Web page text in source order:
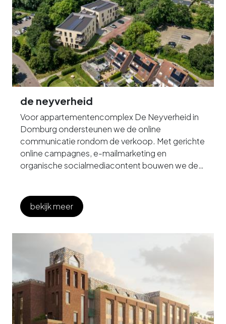
de neyverheid
Voor appartementencomplex De Neyverheid in
Domburg ondersteunen we de online
communicatie rondom de verkoop. Met gerichte
online campagnes, e-mailmarketing en
organische socialmediacontent bouwen we de
het verkoopevenement.
bekijk meer